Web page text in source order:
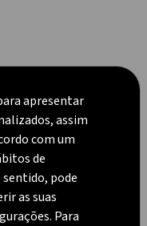
a gás
apresentar
assim
com um
de
pode
as suas
Para